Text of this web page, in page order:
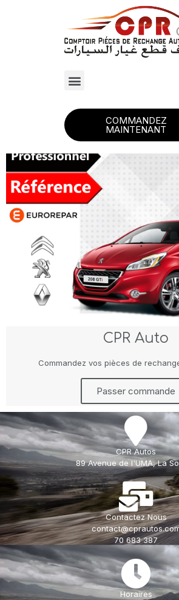
COMMANDEZ
MAINTENANT
CPR Auto
Commandez vos pièces de
Passer commande
CPR Autos
89 Avenue de l'UMA, La
Contactez Nous
70 683 387
Horaires